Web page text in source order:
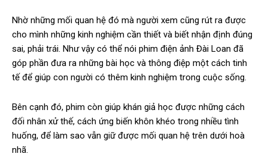
Nhờ những mối quan hệ đó mà người xem cũng rút ra được
cho mình những kinh nghiệm cần thiết và biết nhận định đúng
sai, phải trái. Như vậy có thể nói phim điện ảnh Đài Loan đã
góp phần đưa ra những bài học và thông điệp một cách tinh
tế để giúp con người có thêm kinh nghiệm trong cuộc sống.
Bên cạnh đó, phim còn giúp khán giả học được những cách
đối nhân xử thế, cách ứng biến khôn khéo trong nhiều tình
huống, để làm sao vẫn giữ được mối quan hệ trên dưới hoà
nhã.